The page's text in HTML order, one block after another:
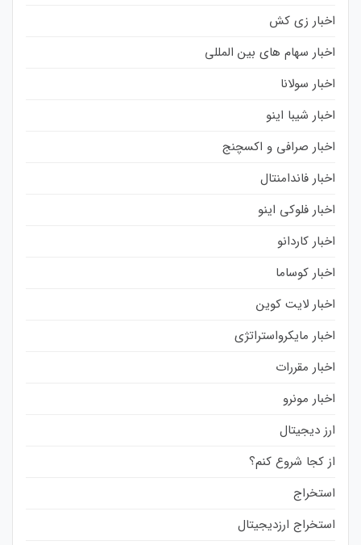
اخبار زی کش
اخبار سهام های بین المللی
اخبار سولانا
اخبار شیبا اینو
اخبار صرافی و اکسچنج
اخبار فاندامنتال
اخبار فلوکی اینو
اخبار کاردانو
اخبار کوساما
اخبار لایت کوین
اخبار مایکرواستراتژی
اخبار مقررات
اخبار مونرو
ارز دیجیتال
از کجا شروع کنم؟
استخراج
استخراج ارزدیجیتال